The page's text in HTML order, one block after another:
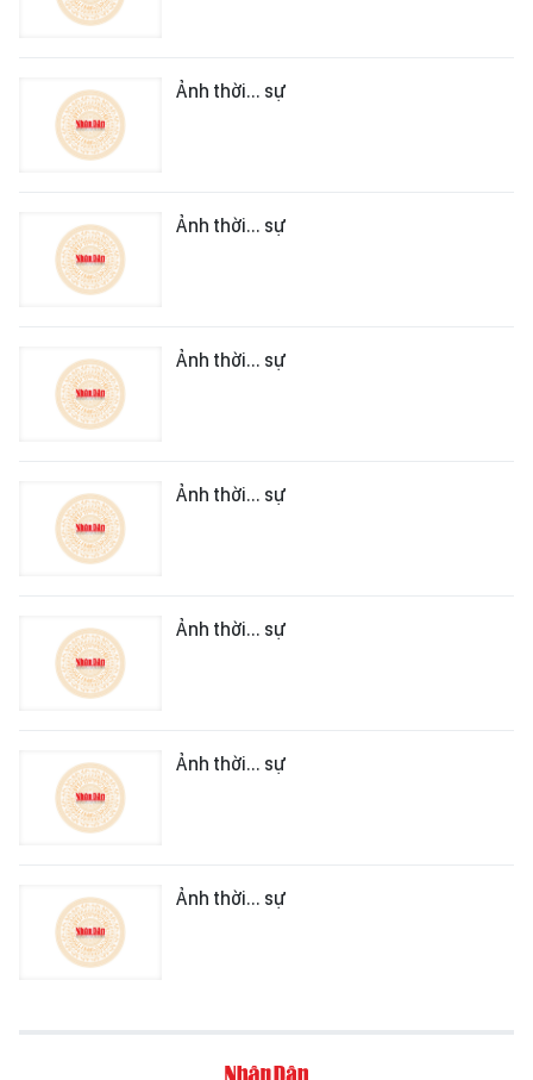
Ảnh thời... sự
Ảnh thời... sự
Ảnh thời... sự
Ảnh thời... sự
Ảnh thời... sự
Ảnh thời... sự
Ảnh thời... sự